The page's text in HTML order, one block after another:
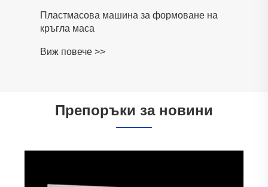
Пластмасова машина за формоване на
кръгла маса
Виж повече >>
Препоръки за новини